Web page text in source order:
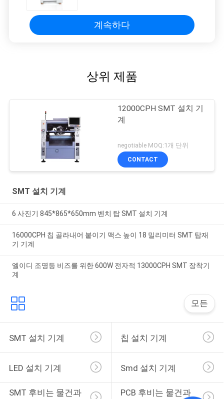
계속하다
상위 제품
12000CPH SMT 설치 기
계
negotiable MOQ:1개 단위
CONTACT
SMT 설치 기계
6 사진기 845*865*650mm 벤치 탑 SMT 설치 기계
16000CPH 칩 골라내어 붙이기 맥스 높이 18 밀리미터 SMT 탑재
기 기계
엘이디 조명등 비즈를 위한 600W 전자적 13000CPH SMT 장착기
계
모든
SMT 설치 기계 칩 설치 기계
LED 설치 기계 Smd 설치 기계
SMT 후비는 물건과
PCB 후비는 물건과